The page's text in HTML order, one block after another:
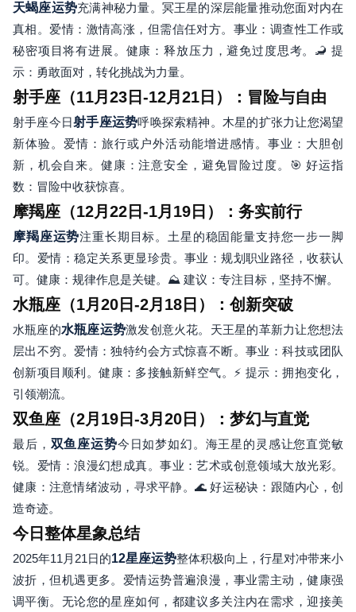
天蝎座运势充满神秘力量。冥王星的深层能量推动您面对内在
真相。爱情：激情高涨，但需信任对方。事业：调查性工作或
秘密项目将有进展。健康：释放压力，避免过度思考。🦂 提
示：勇敢面对，转化挑战为力量。
射手座（11月23日-12月21日）：冒险与自由
射手座今日射手座运势呼唤探索精神。木星的扩张力让您渴望
新体验。爱情：旅行或户外活动能增进感情。事业：大胆创
新，机会自来。健康：注意安全，避免冒险过度。🎯 好运指
数：冒险中收获惊喜。
摩羯座（12月22日-1月19日）：务实前行
摩羯座运势注重长期目标。土星的稳固能量支持您一步一脚
印。爱情：稳定关系更显珍贵。事业：规划职业路径，收获认
可。健康：规律作息是关键。⛰️ 建议：专注目标，坚持不懈。
水瓶座（1月20日-2月18日）：创新突破
水瓶座的水瓶座运势激发创意火花。天王星的革新力让您想法
层出不穷。爱情：独特约会方式惊喜不断。事业：科技或团队
创新项目顺利。健康：多接触新鲜空气。⚡ 提示：拥抱变化，
引领潮流。
双鱼座（2月19日-3月20日）：梦幻与直觉
最后， 双鱼座运势今日如梦如幻。海王星的灵感让您直觉敏
锐。爱情：浪漫幻想成真。事业：艺术或创意领域大放光彩。
健康：注意情绪波动，寻求平静。🌊 好运秘诀：跟随内心，创
造奇迹。
今日整体星象总结
2025年11月21日的12星座运势整体积极向上，行星对冲带来小
波折，但机遇更多。爱情运势普遍浪漫，事业需主动，健康强
调平衡。无论您的星座如何，都建议多关注内在需求，迎接美